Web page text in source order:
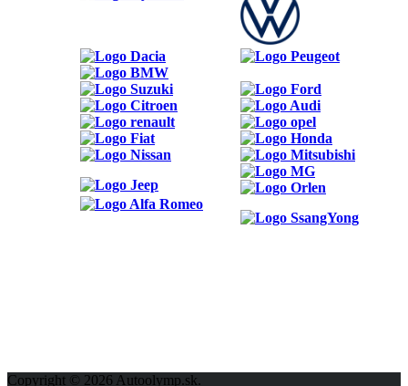
Copyright © 2026 Autoolymp.sk.